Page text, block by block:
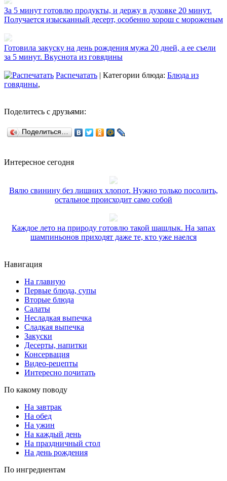
За 5 минут готовлю продукты, и держу в духовке 20 минут.
Получается изысканный десерт, особенно хорош с мороженым
Готовила закуску на день рождения мужа 20 дней, а ее съели
за 5 минут. Вкуснота из говядины
Распечатать | Категории блюда: Блюда из
говядины,
Поделитесь с друзьями:
Поделиться…
Интересное сегодня
Вялю свинину без лишних хлопот. Нужно только посолить,
остальное происходит само собой
Каждое лето на природу готовлю такой шашлык. На запах
шампиньонов приходят даже те, кто уже наелся
Навигация
На главную
Первые блюда, супы
Вторые блюда
Салаты
Несладкая выпечка
Сладкая выпечка
Закуски
Десерты, напитки
Консервация
Видео-рецепты
Интересно почитать
По какому поводу
На завтрак
На обед
На ужин
На каждый день
На праздничный стол
На день рождения
По ингредиентам